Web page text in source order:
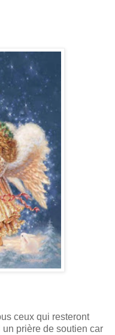
ceux qui resteront
prière de soutien car